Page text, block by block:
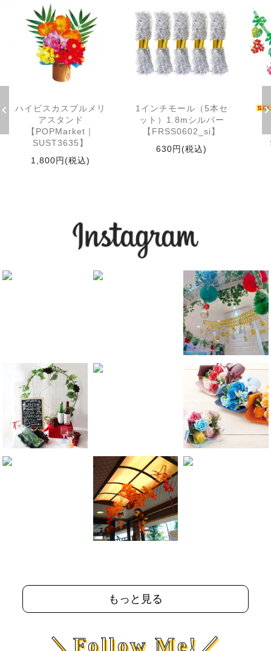
ハイビスカスプルメリ
アスタンド
【POPMarket｜
SUST3635】
1,800円(税込)
1インチモール（5本セ
ット）1.8mシルバー
【FRSS0602_si】
630円(税込)
もっと見る
＼Follow Me!／